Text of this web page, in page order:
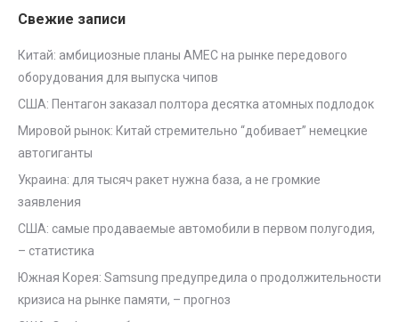
Свежие записи
Китай: амбициозные планы AMEC на рынке передового
оборудования для выпуска чипов
США: Пентагон заказал полтора десятка атомных подлодок
Мировой рынок: Китай стремительно “добивает” немецкие
автогиганты
Украина: для тысяч ракет нужна база, а не громкие
заявления
США: самые продаваемые автомобили в первом полугодия,
– статистика
Южная Корея: Samsung предупредила о продолжительности
кризиса на рынке памяти, – прогноз